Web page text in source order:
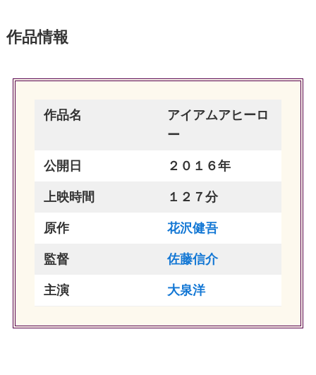
作品情報
作品名
アイアムアヒーロ
ー
公開日 ２０１６年
上映時間 １２７分
原作 花沢健吾
監督 佐藤信介
主演 大泉洋